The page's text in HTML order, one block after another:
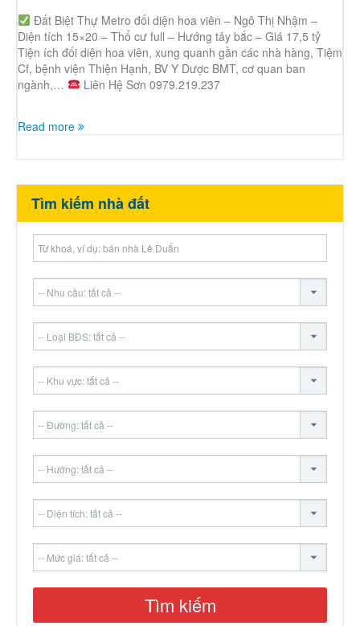
Thành Phố Cà Phê
Ecocity Premia
Loại BĐS khác
Thành Phố Cà Phê
Ecocity Premia
Liên hệ
Đất Biệt Thự Metro đối diện hoa viên – Ngô Thị Nhậm –
Diện tích 15×20 – Thổ cư full – Hướng tây bắc – Giá 17,5 tỷ
Tiện ích đối diện hoa viên, xung quanh gần các nhà hàng, Tiệm
Cf, bệnh viện Thiện Hạnh, BV Y Dược BMT, cơ quan ban
ngành,…
Liên Hệ Sơn 0979.219.237
Read more
Tìm kiếm nhà đất